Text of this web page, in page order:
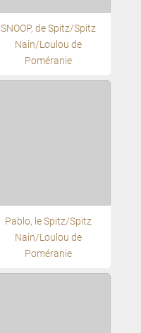
SNOOP, de Spitz/Spitz
Nain/Loulou de
Poméranie
Pablo, le Spitz/Spitz
Nain/Loulou de
Poméranie